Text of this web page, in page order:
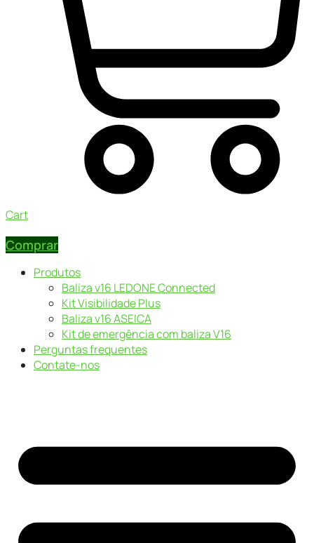
Cart
Comprar
Produtos
Baliza v16 LEDONE Connected
Kit Visibilidade Plus
Baliza v16 ASEICA
Kit de emergência com baliza V16
Perguntas frequentes
Contate-nos